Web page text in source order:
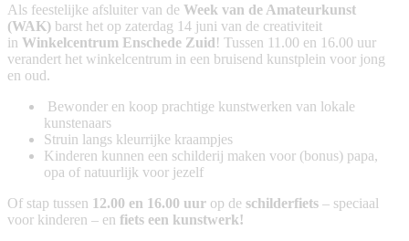
Als feestelijke afsluiter van de Week van de Amateurkunst
(WAK) barst het op zaterdag 14 juni van de creativiteit
in Winkelcentrum Enschede Zuid! Tussen 11.00 en 16.00 uur
verandert het winkelcentrum in een bruisend kunstplein voor jong
en oud.
Bewonder en koop prachtige kunstwerken van lokale
kunstenaars
Struin langs kleurrijke kraampjes
Kinderen kunnen een schilderij maken voor (bonus) papa,
opa of natuurlijk voor jezelf
Of stap tussen 12.00 en 16.00 uur op de schilderfiets – speciaal
voor kinderen – en fiets een kunstwerk!